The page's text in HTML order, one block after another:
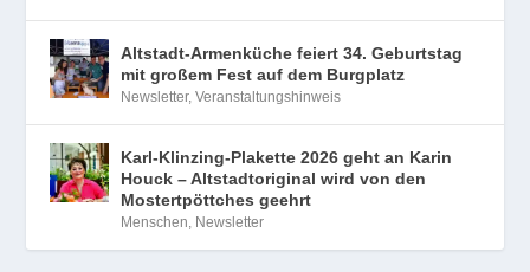
Altstadt-Armenküche feiert 34. Geburtstag
mit großem Fest auf dem Burgplatz
Newsletter,Veranstaltungshinweis
Karl-Klinzing-Plakette 2026 geht an Karin
Houck – Altstadtoriginal wird von den
Mostertpöttches geehrt
Menschen Newsletter